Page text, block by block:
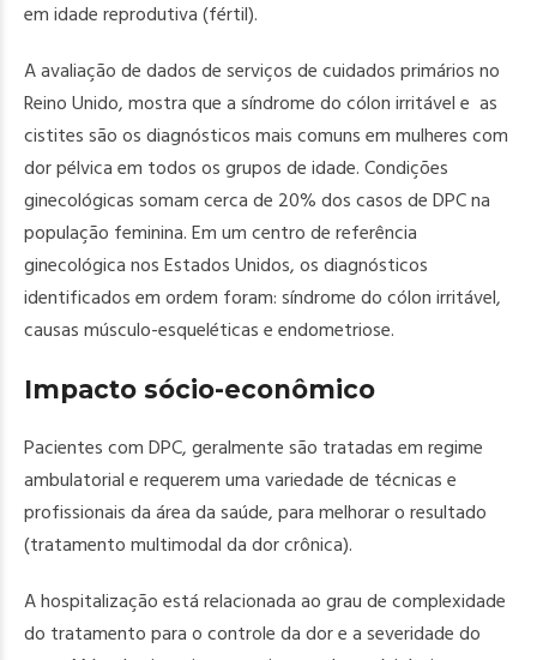
em idade reprodutiva (fértil).
A avaliação de dados de serviços de cuidados primários no
Reino Unido, mostra que a síndrome do cólon irritável e as
cistites são os diagnósticos mais comuns em mulheres com
dor pélvica em todos os grupos de idade. Condições
ginecológicas somam cerca de 20% dos casos de DPC na
população feminina. Em um centro de referência
ginecológica nos Estados Unidos, os diagnósticos
identificados em ordem foram: síndrome do cólon irritável,
causas músculo-esqueléticas e endometriose.
Impacto sócio-econômico
Pacientes com DPC, geralmente são tratadas em regime
ambulatorial e requerem uma variedade de técnicas e
profissionais da área da saúde, para melhorar o resultado
(tratamento multimodal da dor crônica).
A hospitalização está relacionada ao grau de complexidade
do tratamento para o controle da dor e a severidade do